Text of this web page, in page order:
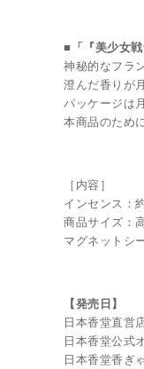
■「『美少女
神秘的なフラ
澄んだ香りが
パッケージは
本商品のため
［内容］
インセンス：
商品サイズ：
マグネットシ
【発売日】
日本香堂直営
日本香堂公式
日本香堂香ぎ